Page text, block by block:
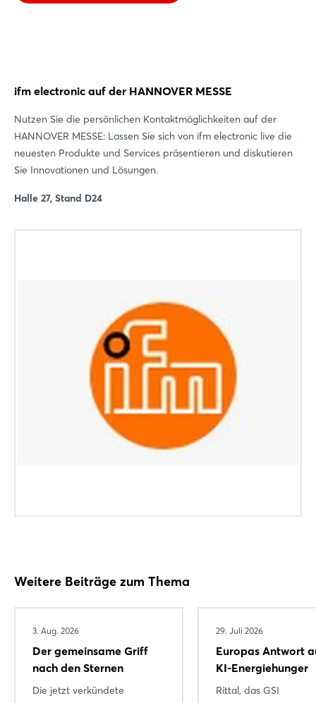
ifm electronic auf der HANNOVER MESSE
Nutzen Sie die persönlichen Kontaktmöglichkeiten auf der
HANNOVER MESSE: Lassen Sie sich von ifm electronic live die
neuesten Produkte und Services präsentieren und diskutieren
Sie Innovationen und Lösungen.
Halle 27, Stand D24
Weitere Beiträge zum Thema
3. Aug. 2026
Der gemeinsame Griff
nach den Sternen
Die jetzt verkündete
29. Juli 2026
Europas Antwort
KI-Energiehunger
Rittal, das GSI
Login
Passwort vergessen?
Noch nicht angemeldet?
Jetzt registrieren